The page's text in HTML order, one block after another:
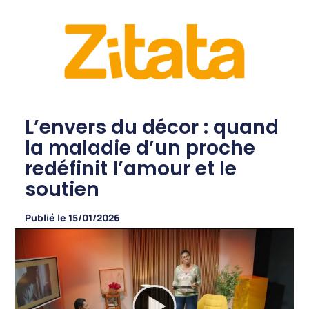
L’envers du décor : quand
la maladie d’un proche
redéfinit l’amour et le
soutien
Publié le 15/01/2026